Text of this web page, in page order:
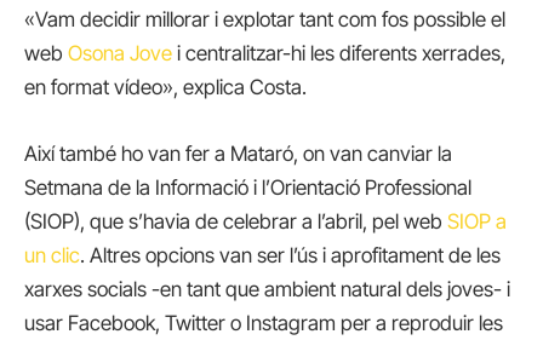
«Vam decidir millorar i explotar tant com fos possible el
web Osona Jove i centralitzar-hi les diferents xerrades,
en format vídeo», explica Costa.
Així també ho van fer a Mataró, on van canviar la
Setmana de la Informació i l’Orientació Professional
(SIOP), que s’havia de celebrar a l’abril, pel web SIOP a
un clic. Altres opcions van ser l’ús i aprofitament de les
xarxes socials -en tant que ambient natural dels joves- i
usar Facebook, Twitter o Instagram per a reproduir les